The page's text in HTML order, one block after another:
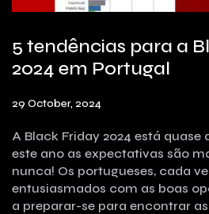
5 tendências para a
2024 em Portugal
29 October, 2024
A Black Friday 2024 está quase
este ano as expectativas são
nunca! Os portugueses, cada
entusiasmados com as boas
a preparar-se para encontrar